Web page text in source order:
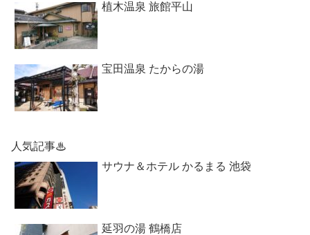
植木温泉 旅館平山
宝田温泉 たからの湯
人気記事♨
サウナ＆ホテル かるまる 池袋
延羽の湯 鶴橋店